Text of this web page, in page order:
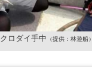
クロダイ手中 （提供：林遊船）